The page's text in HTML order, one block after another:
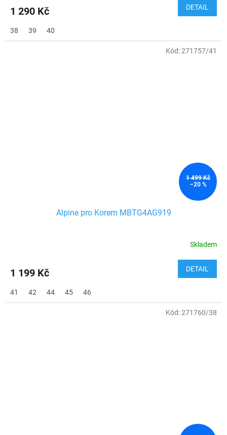
1 290 Kč DETAIL
38 39 40
1 499 Kč
–20 %
Alpine pro Korem MBTG4AG919
Skladem
1 199 Kč DETAIL
41 42 44 45 46
Kód:271757/41
Kód:271760/38